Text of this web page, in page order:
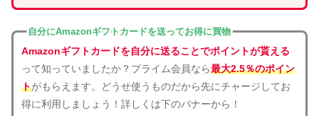
自分にAmazonギフトカードを送ってお得に買物
Amazonギフトカードを自分に送ることでポイントが貰える
って知っていましたか？プライム会員なら最大2.5％のポイン
トがもらえます。どうせ使うものだから先にチャージしてお
得に利用しましょう！詳しくは下のバナーから！